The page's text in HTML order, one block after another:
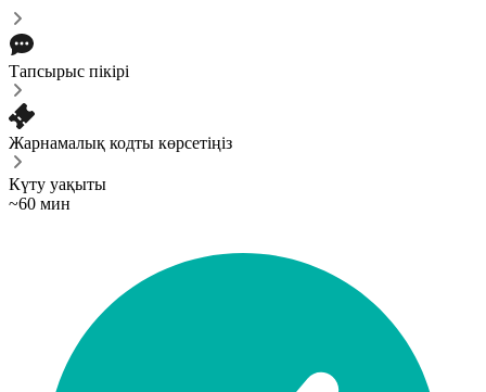
Тапсырыс пікірі
Жарнамалық кодты көрсетіңіз
Күту уақыты
~60 мин